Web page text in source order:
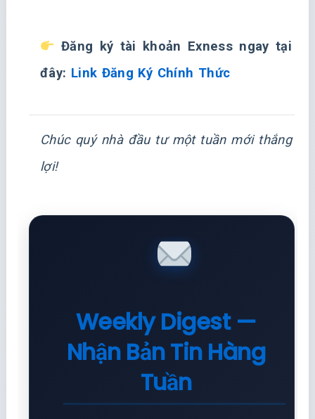
Đăng ký tài khoản Exness ngay tại
đây: Link Đăng Ký Chính Thức
Chúc quý nhà đầu tư một tuần mới thắng
lợi!
Weekly Digest —
Nhận Bản Tin Hàng
Tuần